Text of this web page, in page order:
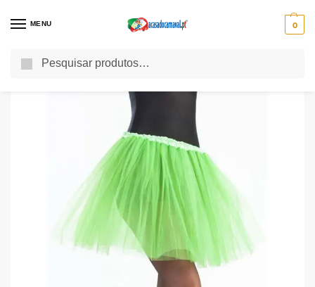
MENU 0
Acessórios para Disfarces